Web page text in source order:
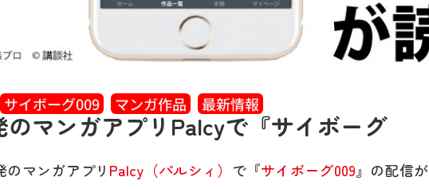
サイボーグ009 マンガ作品 最新情報
マンガアプリPalcyで『サイボーグ
マンガアプリ Palcy（パルシィ） で『サイボーグ009』の配信が